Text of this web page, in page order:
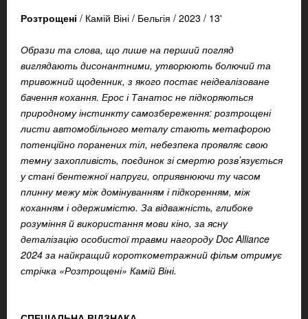
Розтрощені / Камій Віні / Бельгія / 2023 / 13'
Образи та слова, що лише на перший погляд
виглядають дисонантними, утворюють болючий та
тривожний щоденник, з якого постає неідеалізоване
бачення кохання. Ерос і Танатос не підкоряються
природному інстинкту самозбереження: розтрощені
листи автомобільного металу стають метафорою
потенційно поранених тіл, небезпека проявляє свою
темну захопливість, поєдинок зі смертю розвʼязується
у стані бентежної напруги, оприявнюючи ту часом
плинну межу між домінуванням і підкоренням, між
коханням і одержимістю. За відважність, глибоке
розуміння й використання мови кіно, за ясну
деталізацію особистої травми нагороду Doc Alliance
2024 за найкращий короткометражний фільм отримує
стрічка «Розтрощені» Камій Віні.